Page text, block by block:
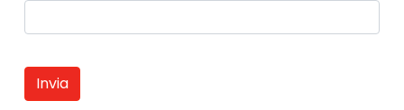
Invia